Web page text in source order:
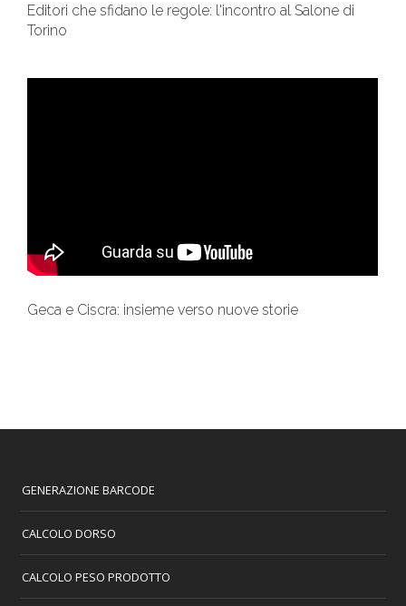
Editori che sfidano le regole: l'incontro al Salone di
Torino
Geca e Ciscra: insieme verso nuove storie
GENERAZIONE BARCODE
CALCOLO DORSO
CALCOLO PESO PRODOTTO